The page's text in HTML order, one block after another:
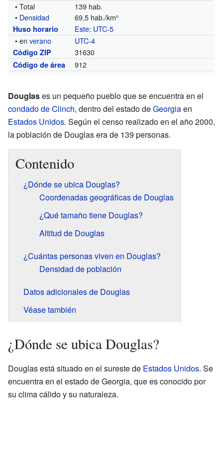
• Total
139 hab.
• Densidad 69,5 hab./km²
Huso horario Este: UTC-5
• enverano UTC-4
Código ZIP 31630
Código de área 912
Douglases un pequeño pueblo que se encuentra en el
condado de Clinch, dentro del estado deGeorgiaen
Estados Unidos. Según el censo realizado en el año 2000,
la población de Douglas era de 139 personas.
Contenido
¿Dónde se ubica Douglas?
Coordenadas geográficas de Douglas
¿Qué tamaño tiene Douglas?
Altitud de Douglas
¿Cuántas personas viven en Douglas?
Densidad de población
Datos adicionales de Douglas
Véase también
¿Dónde se ubica Douglas?
Douglas está situado en el sureste de Estados Unidos. Se
encuentra en el estado de Georgia, que es conocido por
su clima cálido y su naturaleza.